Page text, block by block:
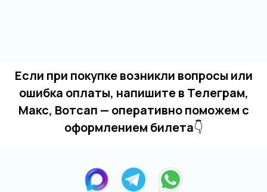
Если при покупке возникли вопросы или
ошибка оплаты, напишите в Телеграм,
Макс, Вотсап — оперативно поможем с
оформлением билета👇